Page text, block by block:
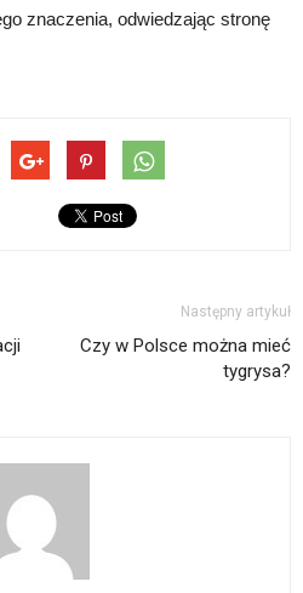
znaczenia, odwiedzając stronę
Następny artykuł
Czy w Polsce można mieć
tygrysa?